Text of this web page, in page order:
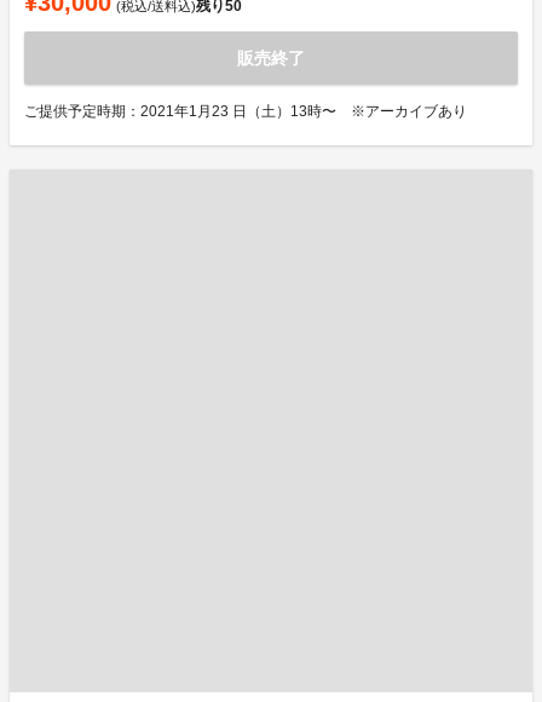
(税込/送料込)残り50
販売終了
ご提供予定時期：2021年1月23 日（土）13時〜 ※アーカイブあり